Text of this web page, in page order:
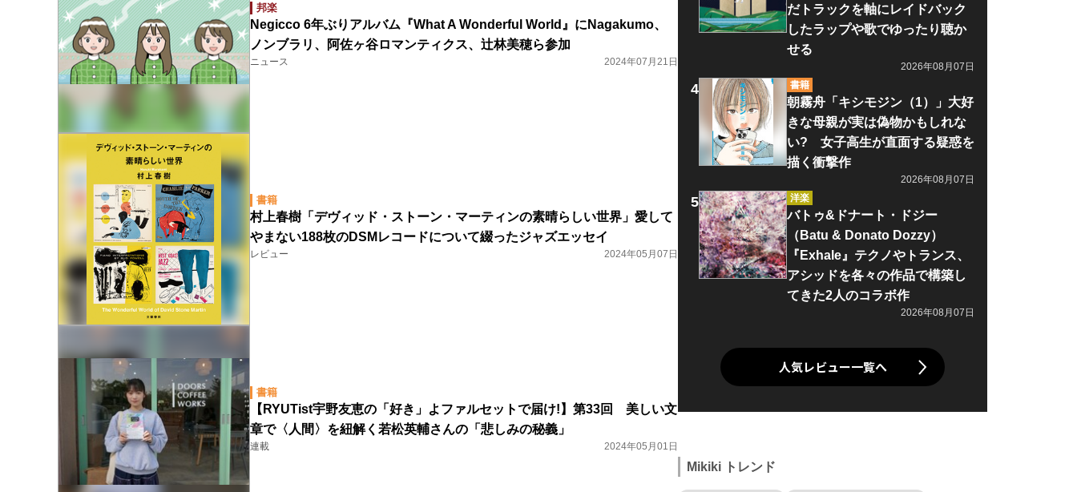
邦楽
Negicco 6年ぶりアルバム『What A Wonderful World』にNagakumo、
ノンブラリ、阿佐ヶ谷ロマンティクス、辻林美穂ら参加
ニュース 2024年07月21日
書籍
村上春樹「デヴィッド・ストーン・マーティンの素晴らしい世界」愛して
やまない188枚のDSMレコードについて綴ったジャズエッセイ
レビュー 2024年05月07日
書籍
【RYUTist宇野友恵の「好き」よファルセットで届け!】第33回 美しい文
章で〈人間〉を紐解く若松英輔さんの「悲しみの秘義」
連載 2024年05月01日
だトラックを軸にレイドバック
したラップや歌でゆったり聴か
せる
2026年08月07日
書籍
朝霧舟「キシモジン（1）」大好
きな母親が実は偽物かもしれな
い? 女子高生が直面する疑惑を
描く衝撃作
2026年08月07日
洋楽
バトゥ&ドナート・ドジー
（Batu & Donato Dozzy）
『Exhale』テクノやトランス、
アシッドを各々の作品で構築し
てきた2人のコラボ作
2026年08月07日
人気レビュー一覧へ
Mikiki トレンド